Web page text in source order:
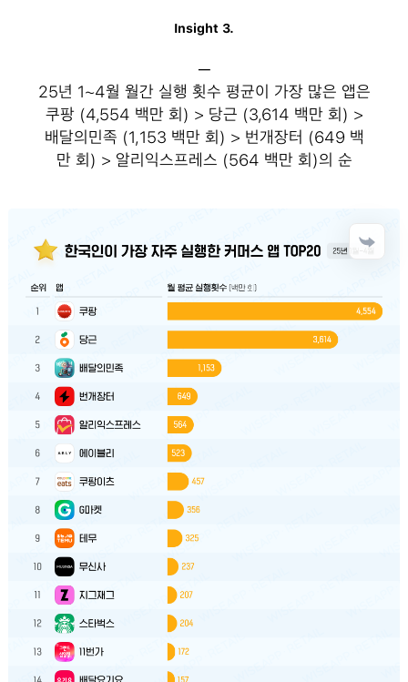
Insight 3.
─
25년 1~4월 월간 실행 횟수 평균이 가장 많은 앱은
쿠팡 (4,554 백만 회) > 당근 (3,614 백만 회) >
배달의민족 (1,153 백만 회) > 번개장터 (649 백
만 회) > 알리익스프레스 (564 백만 회)의 순